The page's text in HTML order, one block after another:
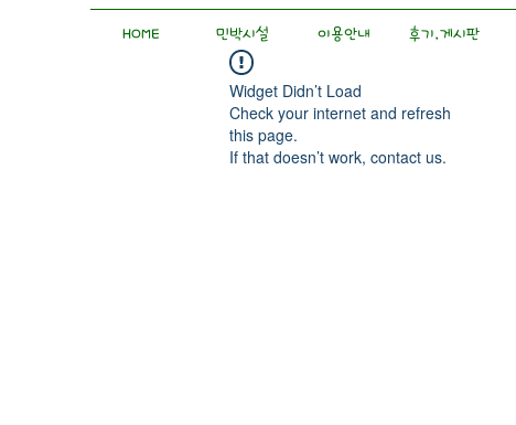
HOME 민박시설 이용안내 후기,게시판
Widget Didn’t Load
Check your internet and refresh
this page.
If that doesn’t work, contact us.